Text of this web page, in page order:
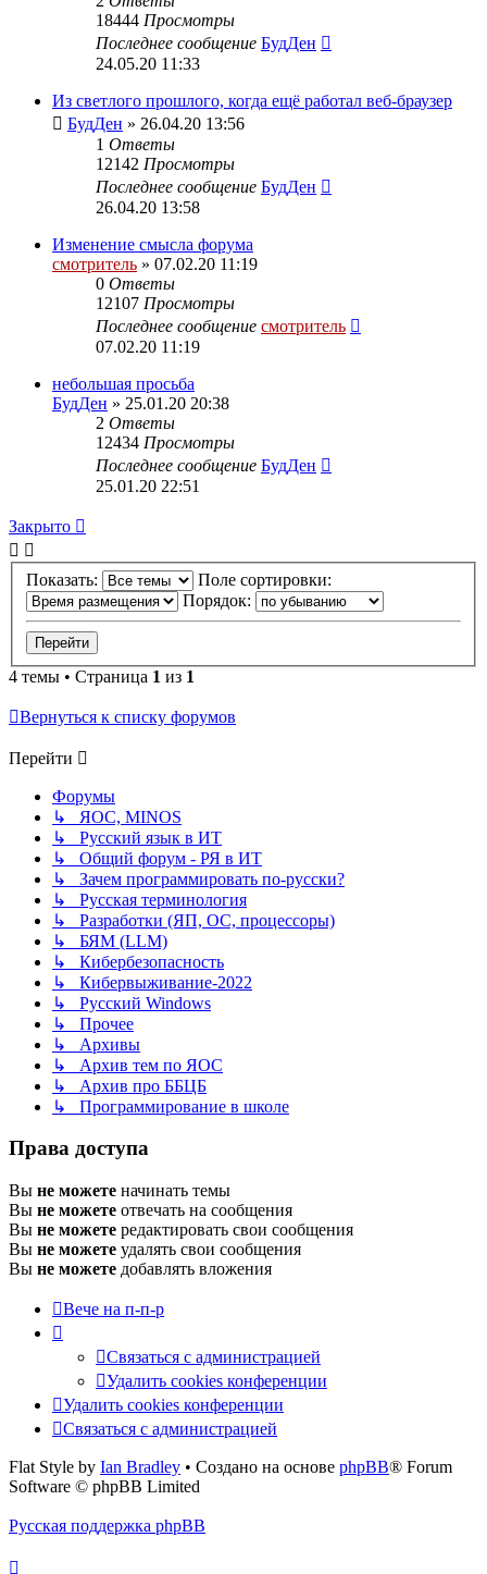
18444 Просмотры
Последнее сообщение БудДен
24.05.20 11:33
Из светлого прошлого, когда ещё работал веб-браузер
БудДен » 26.04.20 13:56
1 Ответы
12142 Просмотры
Последнее сообщение БудДен
26.04.20 13:58
Изменение смысла форума
смотритель » 07.02.20 11:19
0 Ответы
12107 Просмотры
Последнее сообщение смотритель
07.02.20 11:19
небольшая просьба
БудДен » 25.01.20 20:38
2 Ответы
12434 Просмотры
Последнее сообщение БудДен
25.01.20 22:51
Закрыто
Показать:
Поле сортировки:
Порядок:
4 темы • Страница 1 из 1
Вернуться к списку форумов
Перейти
Форумы
↳ ЯОС, MINOS
↳ Русский язык в ИТ
↳ Общий форум - РЯ в ИТ
↳ Зачем программировать по-русски?
↳ Русская терминология
↳ Разработки (ЯП, ОС, процессоры)
↳ БЯМ (LLM)
↳ Кибербезопасность
↳ Кибервыживание-2022
↳ Русский Windows
↳ Прочее
↳ Архивы
↳ Архив тем по ЯОС
↳ Архив про ББЦБ
↳ Программирование в школе
Права доступа
Вы не можете начинать темы
Вы не можете отвечать на сообщения
Вы не можете редактировать свои сообщения
Вы не можете удалять свои сообщения
Вы не можете добавлять вложения
Вече на п-п-р
Связаться с администрацией
Удалить cookies конференции
Удалить cookies конференции
Связаться с администрацией
Flat Style by Ian Bradley • Создано на основе phpBB® Forum
Software © phpBB Limited
Русская поддержка phpBB